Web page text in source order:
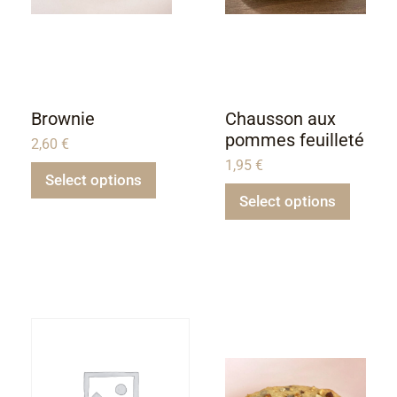
Brownie
2,60 €
Select options
Chausson aux
pommes feuilleté
1,95 €
Select options